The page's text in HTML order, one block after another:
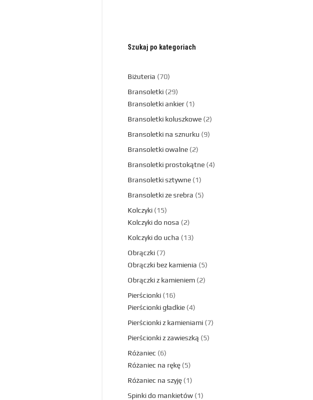
Szukaj po kategoriach
Biżuteria
70
Bransoletki 29
Bransoletki ankier 1
Bransoletki koluszkowe 2
Bransoletki na sznurku
9
Bransoletki owalne 2
Bransoletki prostokątne 4
Bransoletki sztywne 1
Bransoletki ze srebra
5
Kolczyki 15
Kolczyki do nosa
2
Kolczyki do ucha
13
Obrączki 7
Obrączki bez kamienia
5
Obrączki z kamieniem 2
Pierścionki 16
Pierścionki gładkie 4
Pierścionki z kamieniami 7
Pierścionki z zawieszką
5
Różaniec
6
Różaniec na rękę 5
Różaniec na szyję 1
Spinki do mankietów 1